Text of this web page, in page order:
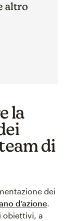
altro
la
di
dei
d’azione.
obiettivi, a